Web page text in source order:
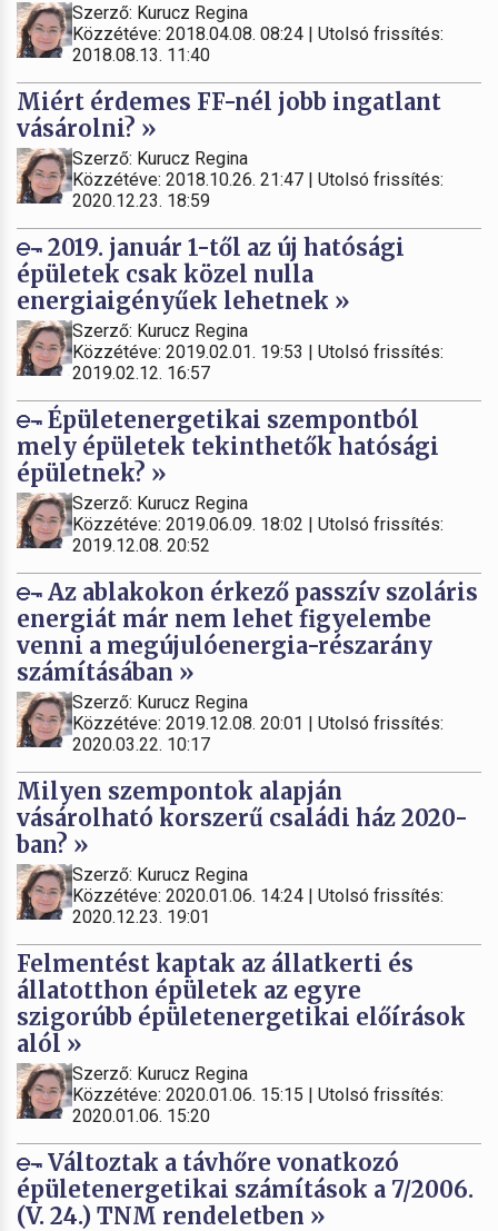
Szerző: Kurucz Regina
Közzétéve: 2018.04.08. 08:24 | Utolsó frissítés:
2018.08.13. 11:40
Miért érdemes FF-nél jobb ingatlant
vásárolni? »
Szerző: Kurucz Regina
Közzétéve: 2018.10.26. 21:47 | Utolsó frissítés:
2020.12.23. 18:59
2019. január 1-től az új hatósági
épületek csak közel nulla
energiaigényűek lehetnek »
Szerző: Kurucz Regina
Közzétéve: 2019.02.01. 19:53 | Utolsó frissítés:
2019.02.12. 16:57
Épületenergetikai szempontból
mely épületek tekinthetők hatósági
épületnek? »
Szerző: Kurucz Regina
Közzétéve: 2019.06.09. 18:02 | Utolsó frissítés:
2019.12.08. 20:52
Az ablakokon érkező passzív szoláris
energiát már nem lehet figyelembe
venni a megújulóenergia-részarány
számításában »
Szerző: Kurucz Regina
Közzétéve: 2019.12.08. 20:01 | Utolsó frissítés:
2020.03.22. 10:17
Milyen szempontok alapján
vásárolható korszerű családi ház 2020-
ban? »
Szerző: Kurucz Regina
Közzétéve: 2020.01.06. 14:24 | Utolsó frissítés:
2020.12.23. 19:01
Felmentést kaptak az állatkerti és
állatotthon épületek az egyre
szigorúbb épületenergetikai előírások
alól »
Szerző: Kurucz Regina
Közzétéve: 2020.01.06. 15:15 | Utolsó frissítés:
2020.01.06. 15:20
Változtak a távhőre vonatkozó
épületenergetikai számítások a 7/2006.
(V. 24.) TNM rendeletben »